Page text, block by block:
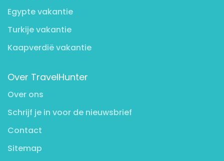
Egypte vakantie
Turkije vakantie
Kaapverdië vakantie
Over TravelHunter
Over ons
Schrijf je in voor de nieuwsbrief
Contact
Sitemap